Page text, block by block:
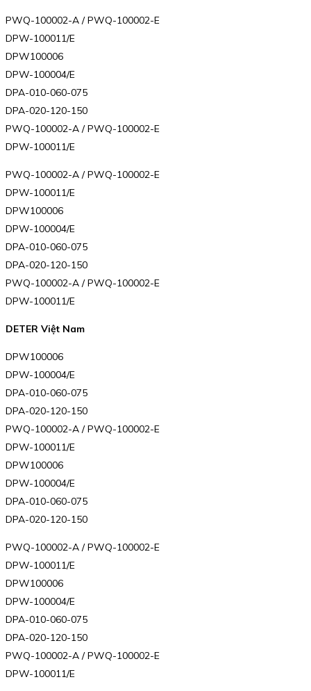
PWQ-100002-A / PWQ-100002-E
DPW-100011/E
DPW100006
DPW-100004/E
DPA-010-060-075
DPA-020-120-150
PWQ-100002-A / PWQ-100002-E
DPW-100011/E
PWQ-100002-A / PWQ-100002-E
DPW-100011/E
DPW100006
DPW-100004/E
DPA-010-060-075
DPA-020-120-150
PWQ-100002-A / PWQ-100002-E
DPW-100011/E
DETER Việt Nam
DPW100006
DPW-100004/E
DPA-010-060-075
DPA-020-120-150
PWQ-100002-A / PWQ-100002-E
DPW-100011/E
DPW100006
DPW-100004/E
DPA-010-060-075
DPA-020-120-150
PWQ-100002-A / PWQ-100002-E
DPW-100011/E
DPW100006
DPW-100004/E
DPA-010-060-075
DPA-020-120-150
PWQ-100002-A / PWQ-100002-E
DPW-100011/E